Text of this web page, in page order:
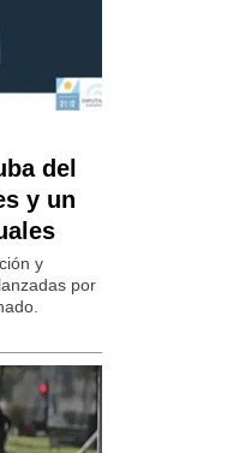
del
y un
y
por